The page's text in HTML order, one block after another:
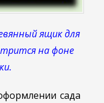
ящик для
на фоне
сада